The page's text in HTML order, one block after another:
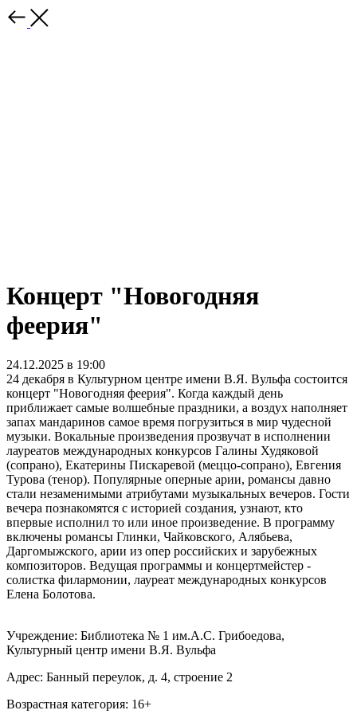
Концерт "Новогодняя
феерия"
24.12.2025 в 19:00
24 декабря в Культурном центре имени В.Я. Вульфа состоится
концерт "Новогодняя феерия". Когда каждый день
приближает самые волшебные праздники, а воздух наполняет
запах мандаринов самое время погрузиться в мир чудесной
музыки. Вокальные произведения прозвучат в исполнении
лауреатов международных конкурсов Галины Худяковой
(сопрано), Екатерины Пискаревой (меццо-сопрано), Евгения
Турова (тенор). Популярные оперные арии, романсы давно
стали незаменимыми атрибутами музыкальных вечеров. Гости
вечера познакомятся с историей создания, узнают, кто
впервые исполнил то или иное произведение. В программу
включены романсы Глинки, Чайковского, Алябьева,
Даргомыжского, арии из опер российских и зарубежных
композиторов. Ведущая программы и концертмейстер -
солистка филармонии, лауреат международных конкурсов
Елена Болотова.
Учреждение: Библиотека № 1 им.А.С. Грибоедова,
Культурный центр имени В.Я. Вульфа
Адрес: Банный переулок, д. 4, строение 2
Возрастная категория: 16+